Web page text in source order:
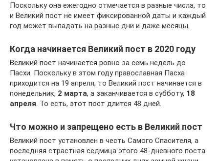
Поскольку она ежегодно отмечается в разные числа, то
и Великий пост не имеет фиксированной даты и каждый
год может выпадать на разные дни и даже месяцы.
Когда начинается Великий пост в 2020 году
Великий пост начинается ровно за семь недель до
Пасхи. Поскольку в этом году православная Пасха
приходится на 19 апреля, то Великий пост начинается в
понедельник, 2 марта, а заканчивается в субботу, 18
апреля. То есть, этот пост длится 48 дней.
Что можно и запрещено есть в Великий пост
Великий пост установлен в честь Самого Спасителя, а
последняя страстная седмица этого 48-дневного поста